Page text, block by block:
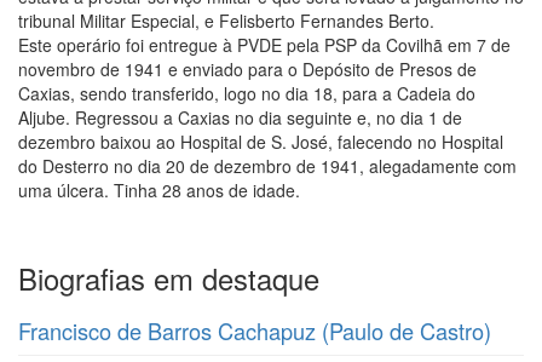
tribunal Militar Especial, e Felisberto Fernandes Berto.
Este operário foi entregue à PVDE pela PSP da Covilhã em 7 de
novembro de 1941 e enviado para o Depósito de Presos de
Caxias, sendo transferido, logo no dia 18, para a Cadeia do
Aljube. Regressou a Caxias no dia seguinte e, no dia 1 de
dezembro baixou ao Hospital de S. José, falecendo no Hospital
do Desterro no dia 20 de dezembro de 1941, alegadamente com
uma úlcera. Tinha 28 anos de idade.
Biografias em destaque
Francisco de Barros Cachapuz (Paulo de Castro)